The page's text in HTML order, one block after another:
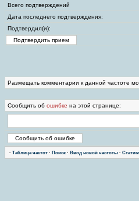
Всего подтверждений
Дата последнего подтверждения:
Подтвердил(и):
Размещать комментарии к данной частоте
Сообщить об ошибке на этой странице:
· Таблица частот · Поиск · Ввод новой частоты ·